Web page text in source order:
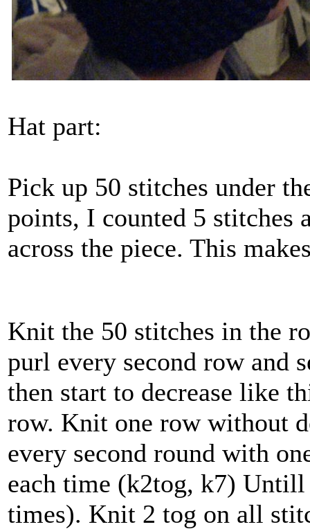
Hat part:
Pick up 50 stitches under
points, I counted 5 stitches
across the piece. This
Knit the 50 stitches in the
purl every second row and
then start to decrease like
row. Knit one row without
every second round with
each time (k2tog, k7) Untill
times). Knit 2 tog on all